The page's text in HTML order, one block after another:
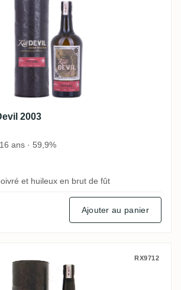
2003
ans · 59,9%
et huileux en brut de fût
Ajouter au panier
Fernandes 1999 RX9712